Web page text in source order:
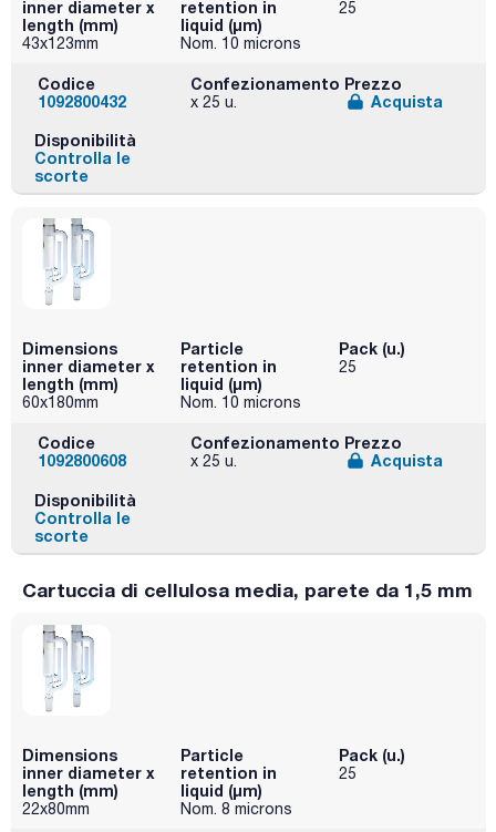
inner diameter x
length (mm)
43x123mm
retention in
liquid (μm)
Nom. 10 microns
25
Codice
1092800432
Confezionamento
x 25 u.
Prezzo
Acquista
Disponibilità
Controlla le
scorte
Dimensions
inner diameter x
length (mm)
60x180mm
Particle
retention in
liquid (μm)
Nom. 10 microns
Pack (u.)
25
Codice
1092800608
Confezionamento
x 25 u.
Prezzo
Acquista
Disponibilità
Controlla le
scorte
Cartuccia di cellulosa media, parete da 1,5 mm
Dimensions
inner diameter x
length (mm)
22x80mm
Particle
retention in
liquid (μm)
Nom. 8 microns
Pack (u.)
25